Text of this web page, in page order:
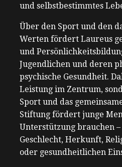
und selbstbestimmtes
Über den Sport und den
Werten fördert Laureus
und
Jugendlichen und deren
psychische Gesundheit.
Leistung im Zentrum,
Sport und das
Stiftung fördert junge
Unterstützung brauchen
Geschlecht, Herkunft,
oder gesundheitlichen